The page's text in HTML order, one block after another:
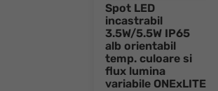
Spot LED
incastrabil
3.5W/5.5W IP65
alb orientabil
temp. culoare si
flux lumina
variabile ONExLITE